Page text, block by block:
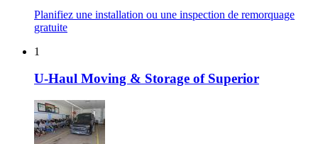
Planifiez une installation ou une inspection de remorquage
gratuite
1
U-Haul Moving & Storage of Superior